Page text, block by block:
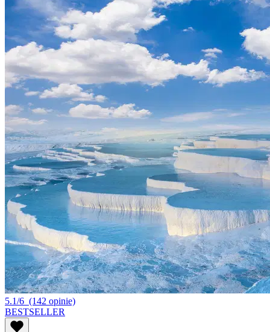
5.1/6 (142 opinie)
BESTSELLER